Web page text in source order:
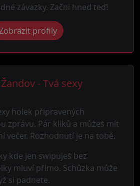
závazky. Začni hned teď!
profily
- Tvá sexy
holek připravených
zprávu. Pár kliků a můžeš mít
večer. Rozhodnutí je na tobě.
kde jen swipuješ bez
mluví přímo. Schůzka může
si padnete.